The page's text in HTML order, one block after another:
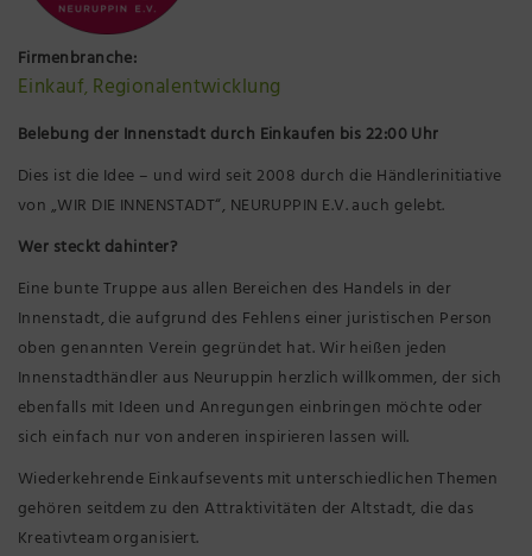
Präsenzstelle Prignitz Standort Neuruppin
Museum Neuruppin
Brandenburg-Preußen Museum Wustrau
Wegemuseum Wusterhausen/Dosse
Firmenbranche:
Einkauf, Regionalentwicklung
Belebung der Innenstadt durch Einkaufen bis 22:00 Uhr
Dies ist die Idee – und wird seit 2008 durch die Händlerinitiative
von „WIR DIE INNENSTADT“, NEURUPPIN E.V. auch gelebt.
Wer steckt dahinter?
Eine bunte Truppe aus allen Bereichen des Handels in der
Innenstadt, die aufgrund des Fehlens einer juristischen Person
oben genannten Verein gegründet hat. Wir heißen jeden
Innenstadthändler aus Neuruppin herzlich willkommen, der sich
ebenfalls mit Ideen und Anregungen einbringen möchte oder
sich einfach nur von anderen inspirieren lassen will.
Wiederkehrende Einkaufsevents mit unterschiedlichen Themen
gehören seitdem zu den Attraktivitäten der Altstadt, die das
Kreativteam organisiert.